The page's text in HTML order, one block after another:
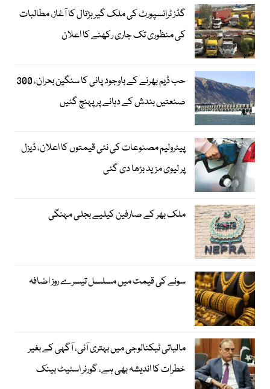
گڈز ٹرانسپورٹ کی ملک گیر ہڑتال کا آغاز، مطالبات
کی منظوری تک جاری رکھنے کا اعلان
حب ڈیم بھرنے کے باوجود پانی کا سنگین بحران، 300
صنعتیں بندش کے دہانے پر پہنچ گئیں
پیٹرولیم مصنوعات کی نئی قیمتوں کا اعلان، ڈیزل
پر لیوی مزید بڑھا دی گئی
ملک بھر کے صارفین کیلیے بجلی مہنگی
سونے کی قیمت میں مسلسل تیسرے روز اضافہ
مالیاتی ٹیکنالوجی میں بہتری آئی، آگہی کے بغیر
خطرات کا اندیشہ بھی ہے، گورنر اسٹیٹ بینک